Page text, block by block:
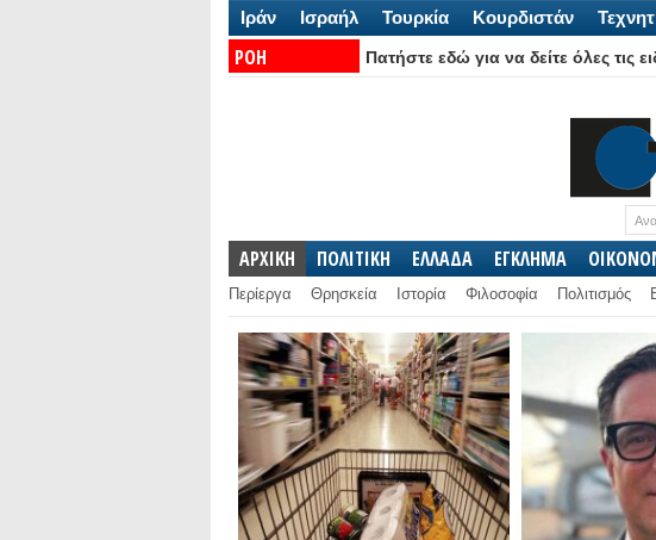
Ιράν Ισραήλ Τουρκία Κουρδιστάν
ΡΟΗ
Πατήστε εδώ για να δείτε όλες τις
ΑΡΧΙΚΗ ΠΟΛΙΤΙΚΗ ΕΛΛΑΔΑ ΕΓΚΛΗΜΑ
Περίεργα Θρησκεία Ιστορία Φιλοσοφία Πολιτισμός